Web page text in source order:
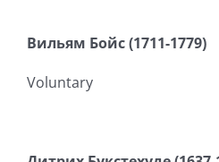
Вильям Бойс (1711-1779)
Voluntary